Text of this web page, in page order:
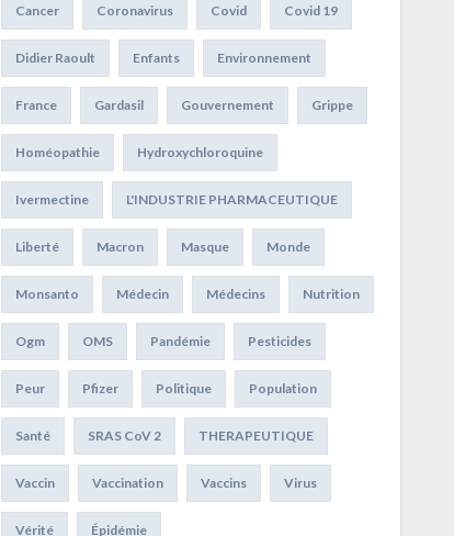
Cancer Coronavirus Covid Covid 19
Didier Raoult Enfants Environnement
France Gardasil Gouvernement Grippe
Homéopathie Hydroxychloroquine
Ivermectine L'INDUSTRIE PHARMACEUTIQUE
Liberté Macron Masque Monde
Monsanto Médecin Médecins Nutrition
Ogm OMS Pandémie Pesticides
Peur Pfizer Politique Population
Santé SRAS CoV 2 THERAPEUTIQUE
Vaccin Vaccination Vaccins Virus
Vérité Épidémie